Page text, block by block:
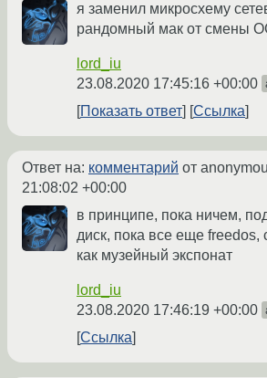
я заменил микросхему
рандомный мак от смены
lord_iu
23.08.2020 17:45:16 +00:00
Показать ответ Ссылка
Ответ на: комментарий от
21:08:02 +00:00
в принципе, пока ничем,
диск, пока все еще freedos,
как музейный экспонат
lord_iu
23.08.2020 17:46:19 +00:00
Ссылка